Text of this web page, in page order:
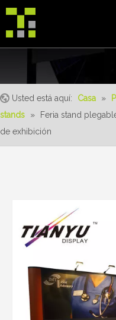
Sobre nosotros
Producto
Servicio
Contáctenos
Usted está aquí: Casa »
stands
»
Feria stand
de exhibición